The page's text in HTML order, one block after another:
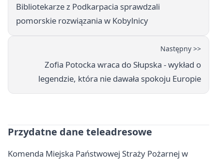
Bibliotekarze z Podkarpacia sprawdzali
pomorskie rozwiązania w Kobylnicy
Następny >>
Zofia Potocka wraca do Słupska - wykład o
legendzie, która nie dawała spokoju Europie
Przydatne dane teleadresowe
Komenda Miejska Państwowej Straży Pożarnej w